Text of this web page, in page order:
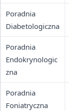
Poradnia
Diabetologiczna
Poradnia
Endokrynologic
zna
Poradnia
Foniatryczna